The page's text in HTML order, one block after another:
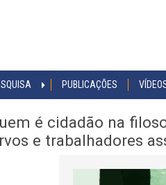
PUBLICAÇÕES
é cidadão na
e trabalhadores